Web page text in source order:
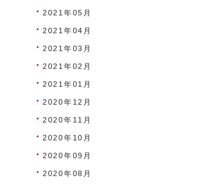
2021年05月
2021年04月
2021年03月
2021年02月
2021年01月
2020年12月
2020年11月
2020年10月
2020年09月
2020年08月